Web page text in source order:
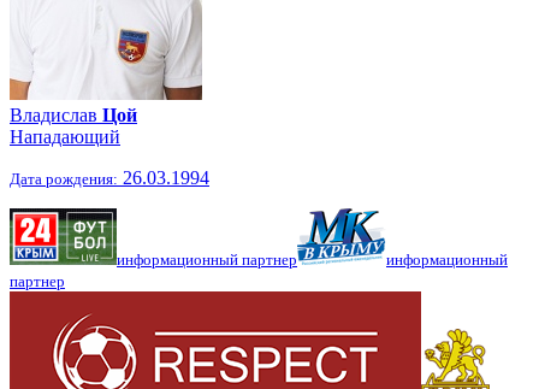
Владислав Цой
Нападающий
Дата рождения: 26.03.1994
информационный партнер
информационный
партнер